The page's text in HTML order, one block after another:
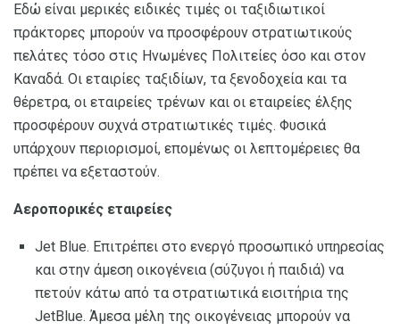
Εδώ είναι μερικές ειδικές τιμές οι ταξιδιωτικοί
πράκτορες μπορούν να προσφέρουν στρατιωτικούς
πελάτες τόσο στις Ηνωμένες Πολιτείες όσο και στον
Καναδά. Οι εταιρίες ταξιδίων, τα ξενοδοχεία και τα
θέρετρα, οι εταιρείες τρένων και οι εταιρείες έλξης
προσφέρουν συχνά στρατιωτικές τιμές. Φυσικά
υπάρχουν περιορισμοί, επομένως οι λεπτομέρειες θα
πρέπει να εξεταστούν.
Αεροπορικές εταιρείες
Jet Blue. Επιτρέπει στο ενεργό προσωπικό υπηρεσίας
και στην άμεση οικογένεια (σύζυγοι ή παιδιά) να
πετούν κάτω από τα στρατιωτικά εισιτήρια της
JetBlue. Άμεσα μέλη της οικογένειας μπορούν να